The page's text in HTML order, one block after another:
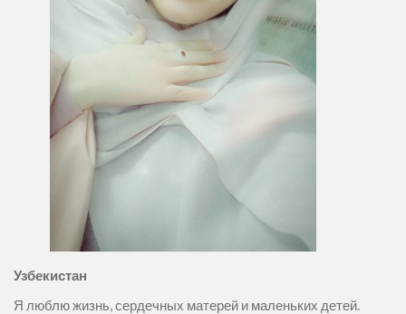
Узбекистан
Я люблю жизнь, сердечных матерей и маленьких детей.